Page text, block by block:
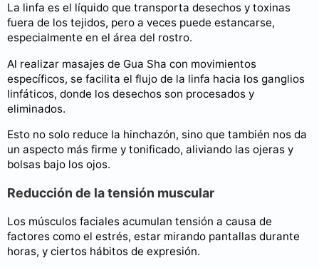
La linfa es el líquido que transporta desechos y toxinas
fuera de los tejidos, pero a veces puede estancarse,
especialmente en el área del rostro.
Al realizar masajes de Gua Sha con movimientos
específicos, se facilita el flujo de la linfa hacia los ganglios
linfáticos, donde los desechos son procesados y
eliminados.
Esto no solo reduce la hinchazón, sino que también nos da
un aspecto más firme y tonificado, aliviando las ojeras y
bolsas bajo los ojos.
Reducción de la tensión muscular
Los músculos faciales acumulan tensión a causa de
factores como el estrés, estar mirando pantallas durante
horas, y ciertos hábitos de expresión.